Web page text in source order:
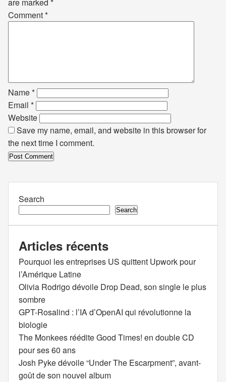
are marked *
Comment*
Name*
Email *
Website
Save my name, email, and website in this browser for
the next time I comment.
Search
Search
Articles récents
Pourquoi les entreprises US quittent Upwork pour
l’Amérique Latine
Olivia Rodrigo dévoile Drop Dead, son single le plus
sombre
GPT-Rosalind : l’IA d’OpenAI qui révolutionne la
biologie
The Monkees réédite Good Times! en double CD
pour ses 60 ans
Josh Pyke dévoile “Under The Escarpment”, avant-
goût de son nouvel album